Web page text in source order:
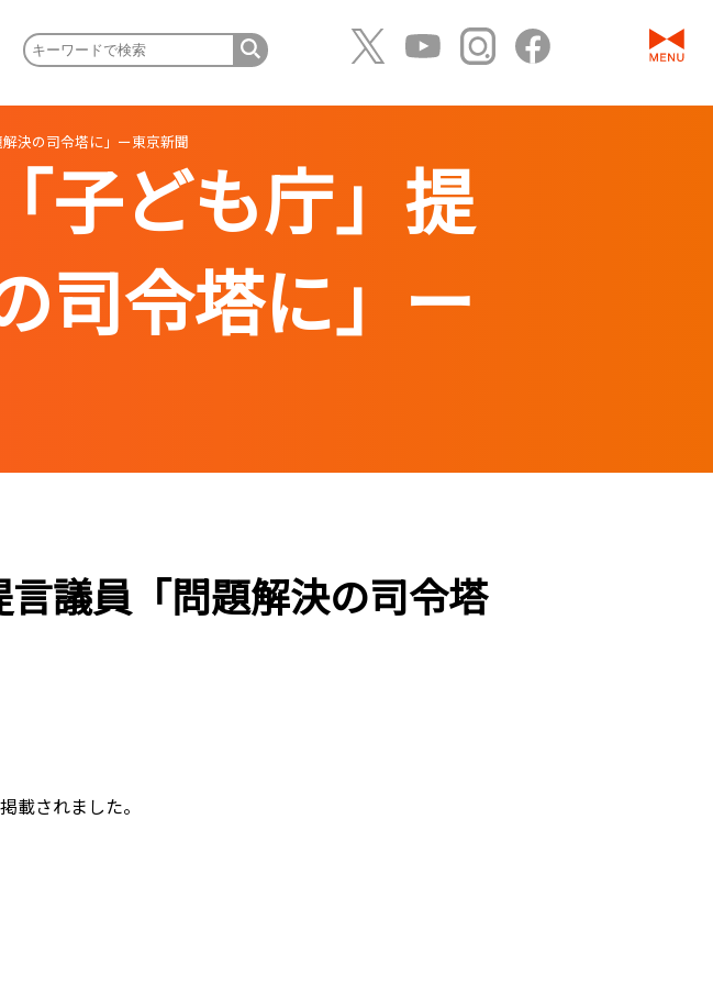
決の司令塔に」ー東京新聞
子ども庁」提
司令塔に」ー
議員「問題解決の司令塔
載されました。